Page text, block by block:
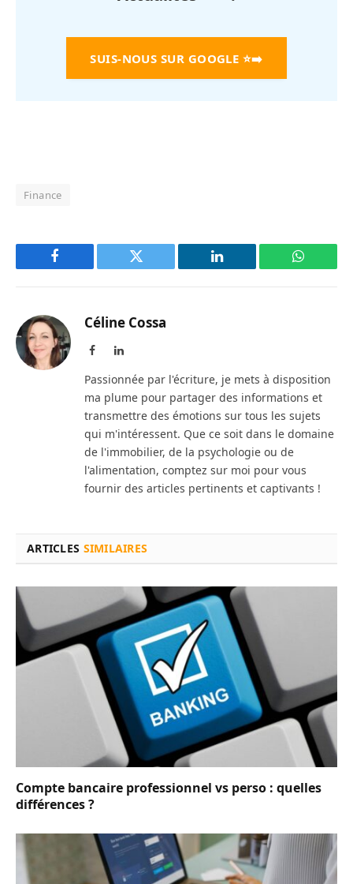
SUIS-NOUS SUR GOOGLE ⭐➡️
Finance
Facebook Twitter LinkedIn
Céline Cossa
FacebookLinkedIn
Passionnée par l'écriture, je mets à disposition
ma plume pour partager des informations et
transmettre des émotions sur tous les sujets
qui m'intéressent. Que ce soit dans le domaine
de l'immobilier, de la psychologie ou de
l'alimentation, comptez sur moi pour vous
fournir des articles pertinents et captivants !
ARTICLES SIMILAIRES
Compte bancaire professionnel vs perso : quelles
différences ?